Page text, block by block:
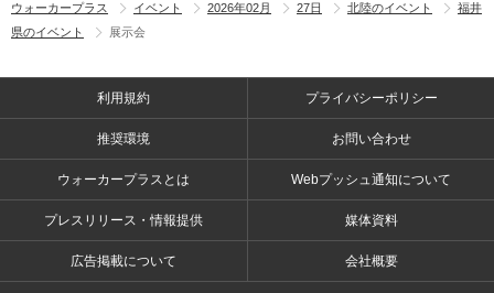
ウォーカープラス イベント 2026年02月 27日 北陸のイベント
福井
県のイベント
展示会
利用規約 プライバシーポリシー
推奨環境 お問い合わせ
ウォーカープラスとは Webプッシュ通知について
プレスリリース・情報提供 媒体資料
広告掲載について 会社概要